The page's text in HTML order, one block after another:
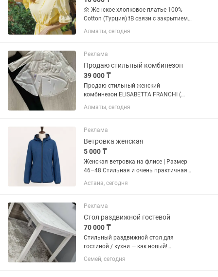
🌼 Женское хлопковое платье 100%
Cotton (Турция) ❗️В связи с закрытием
магазина распродаем остатки! В
наличии всего 7 платьев: 💛 Желтый —
Шоколадный — 2 шт. ...
Алматы, сегодня
Реклама
Продаю стильный комбинезон
39 000 ₸
Продаю стильный женский
комбинезон ELISABETTA FRANCHI (
Италия) в идеальном состоянии.Одели
1 раз. После химчистки! Блузу и брюки
другими вещами гардероба. Размер...
Алматы, сегодня
Реклама
Ветровка женская
5 000 ₸
Женская ветровка на флисе | Размер
46–48 Стильная и очень практичная
женская ветровка в красивом сине-
бирюзовом цвете. Отлично подходит
летних...
Астана, сегодня
Реклама
Стол раздвижной гостевой
70 000 ₸
Стильный раздвижной стол для
гостиной / кухни — как новый!
Идеальное решение для тех, кто любит
принимать гостей. Современный
Семей, сегодня